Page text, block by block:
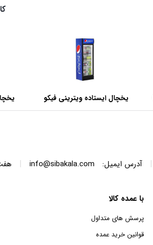
یخچال ایستاده ویترینی فیکو
عرض 60 سانتی متر
| آدرس ایمیل: info@sibakala.com
| هفت روز
با عمده کالا
پرسش های متداول
قوانین خرید عمده